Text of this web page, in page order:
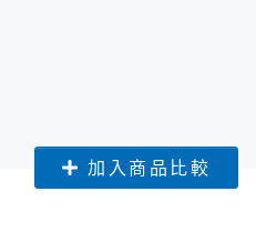
加入商品比較